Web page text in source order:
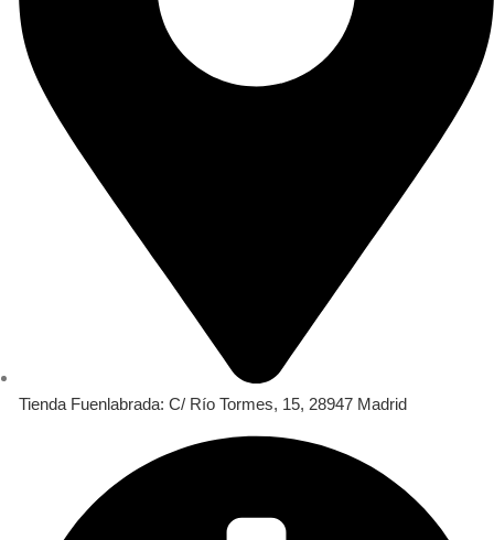
Tienda Fuenlabrada: C/ Río Tormes, 15, 28947 Madrid